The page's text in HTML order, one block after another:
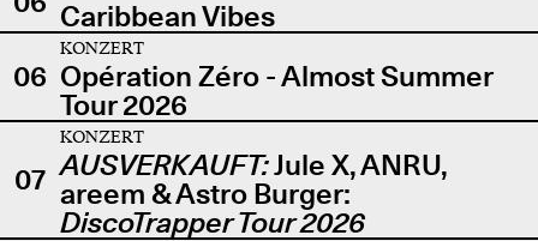
Caribbean Vibes
06
KONZERT
Opération Zéro - Almost Summer
Tour 2026
07
KONZERT
AUSVERKAUFT:Jule X, ANRU,
areem & Astro Burger:
DiscoTrapper Tour 2026